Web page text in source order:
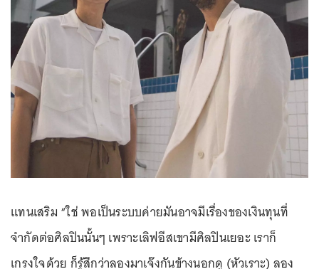
แทนเสริม “ใช่ พอเป็นระบบค่ายมันอาจมีเรื่องของเงินทุนที่
จำกัดต่อศิลปินนั้นๆ เพราะเลิฟอีสเขามีศิลปินเยอะ เราก็
เกรงใจด้วย ก็รู้สึกว่าลองมาเจ๊งกันข้างนอกดู (หัวเราะ) ลอง